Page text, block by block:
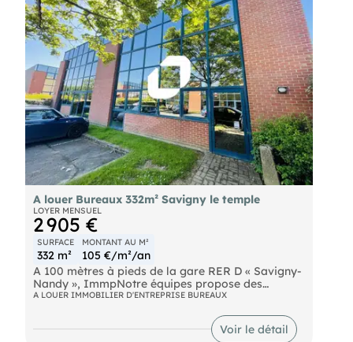
A louer Bureaux 332m² Savigny le temple
LOYER MENSUEL
2 905 €
SURFACE
332 m²
MONTANT AU M²
105 €/m²/an
A 100 mètres à pieds de la gare RER D « Savigny-
Nandy », ImmpNotre équipes propose des
bureaux d'une surface d'environ 323 m² divisibles
RER Savigny le Temple- Nandy (D) Route N104
Autoroute A5 D106
A LOUER IMMOBILIER D'ENTREPRISE BUREAUX
Voir le détail